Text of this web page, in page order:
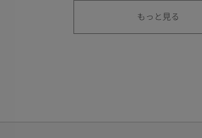
もっと見る